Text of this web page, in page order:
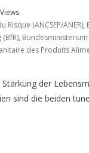
Risque (ANCSEP/ANER),
,
des Produits
der
sind die beiden